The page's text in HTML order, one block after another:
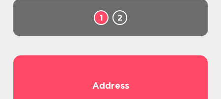
1 2
Address